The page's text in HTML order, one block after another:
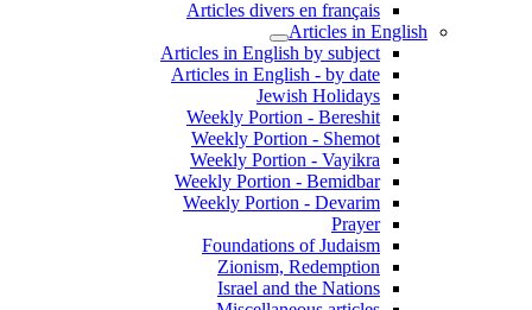
Articles divers en français
Articles in English
Articles in English by subject
Articles in English - by date
Jewish Holidays
Weekly Portion - Bereshit
Weekly Portion - Shemot
Weekly Portion - Vayikra
Weekly Portion - Bemidbar
Weekly Portion - Devarim
Prayer
Foundations of Judaism
Zionism, Redemption
Israel and the Nations